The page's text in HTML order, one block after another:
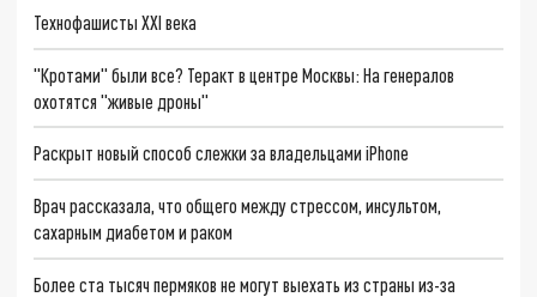
Технофашисты XXI века
"Кротами" были все? Теракт в центре Москвы: На генералов
охотятся "живые дроны"
Раскрыт новый способ слежки за владельцами iPhone
Врач рассказала, что общего между стрессом, инсультом,
сахарным диабетом и раком
Более ста тысяч пермяков не могут выехать из страны из-за